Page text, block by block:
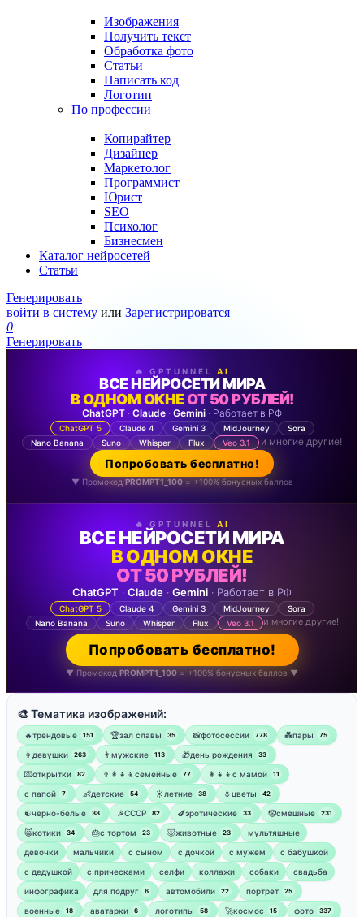
Изображения
Получить текст
Обработка фото
Статьи
Написать код
Логотип
По профессии
Копирайтер
Дизайнер
Маркетолог
Программист
Юрист
SEO
Психолог
Бизнесмен
Каталог нейросетей
Статьи
Генерировать
войти в систему или Зарегистрироватся
0
Генерировать
🔥 GPTUNNEL AI
ВСЕ НЕЙРОСЕТИ МИРА
В ОДНОМ ОКНЕОТ 50 РУБЛЕЙ!
ChatGPT · Claude · Gemini · Работает в РФ
ChatGPT 5 Claude 4 Gemini 3 MidJourney
Sora
Nano Banana
Suno Whisper Flux Veo 3.1 и многие другие!
Попробовать бесплатно!
▼ Промокод PROMPT1_100= +100% бонусных баллов
🔥 GPTUNNEL AI
ВСЕ НЕЙРОСЕТИ МИРА
В ОДНОМ ОКНЕ
ОТ 50 РУБЛЕЙ!
ChatGPT · Claude · Gemini · Работает в РФ
ChatGPT 5 Claude 4 Gemini 3 MidJourney
Sora
Nano Banana
Suno Whisper Flux Veo 3.1 и многие другие!
Попробовать бесплатно!
▼ Промокод PROMPT1_100 = +100% бонусных баллов ▼
🎨 Тематика изображений:
🔥трендовые 151 🏆зал славы 35 📸фотосессии 778 💑пары 75
👩девушки 263 👨мужские 113 🎁день рождения 33
💌открытки 82 👨‍👩‍👧‍👦семейные 77 👩‍👧‍👦с мамой 11
‍с папой 7 👶детские 54 ☀️летние 38 🌷цветы 42
☯︎черно-белые 38 ☭СССР 82 🍆эротические 33 🤡смешные 231
😸котики 34 🎂с тортом 23 🐷животные 23
мультяшные
девочки
мальчики с сыном с дочкой с мужем
с бабушкой
с дедушкой
с прическами селфи коллажи собаки
свадьба
инфографика
для подруг 6 автомобили 22 портрет 25
военные 18 аватарки 6 логотипы 58 🚀космос 15 фото 337